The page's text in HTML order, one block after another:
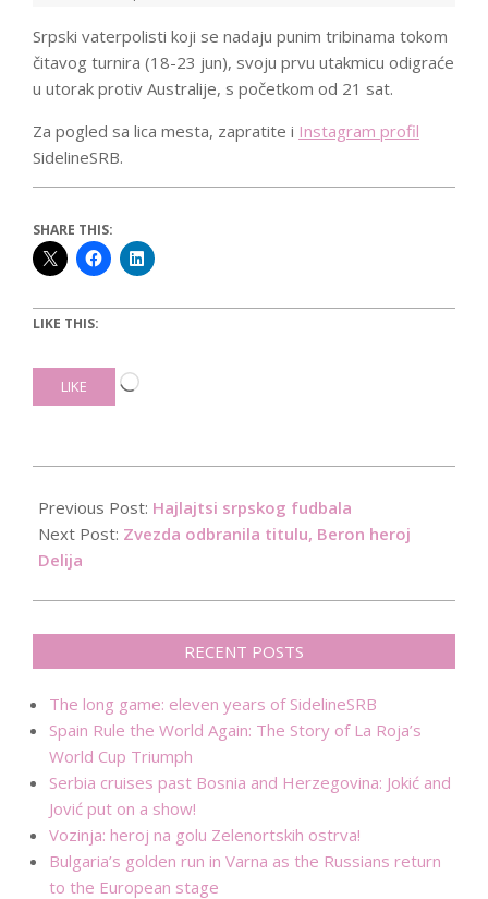
Srpski vaterpolisti koji se nadaju punim tribinama tokom
čitavog turnira (18-23 jun), svoju prvu utakmicu odigraće
u utorak protiv Australije, s početkom od 21 sat.
Za pogled sa lica mesta, zapratite i Instagram profil
SidelineSRB.
SHARE THIS:
LIKE THIS:
LIKE
Loading…
06-
17
Previous Post: Hajlajtsi srpskog fudbala
Next Post: Zvezda odbranila titulu, Beron heroj
Delija
RECENT POSTS
The long game: eleven years of SidelineSRB
Spain Rule the World Again: The Story of La Roja’s
World Cup Triumph
Serbia cruises past Bosnia and Herzegovina: Jokić and
Jović put on a show!
Vozinja: heroj na golu Zelenortskih ostrva!
Bulgaria’s golden run in Varna as the Russians return
to the European stage